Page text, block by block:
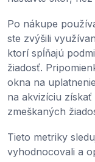
Po nákupe
ste zvýšili
ktorí spĺňajú
žiadosť.
okna na
na akvizíciu
zmeškaných
Tieto metriky
vyhodnocovali a